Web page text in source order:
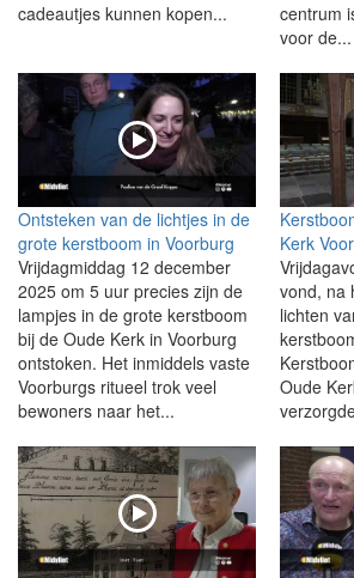
cadeautjes kunnen kopen...
centrum
voor de...
Ontsteken van de lichtjes in de
grote kerstboom in Voorburg
Vrijdagmiddag 12 december
2025 om 5 uur precies zijn de
lampjes in de grote kerstboom
bij de Oude Kerk in Voorburg
ontstoken. Het inmiddels vaste
Voorburgs ritueel trok veel
bewoners naar het...
Kerk
vond, na
lichten
Oude